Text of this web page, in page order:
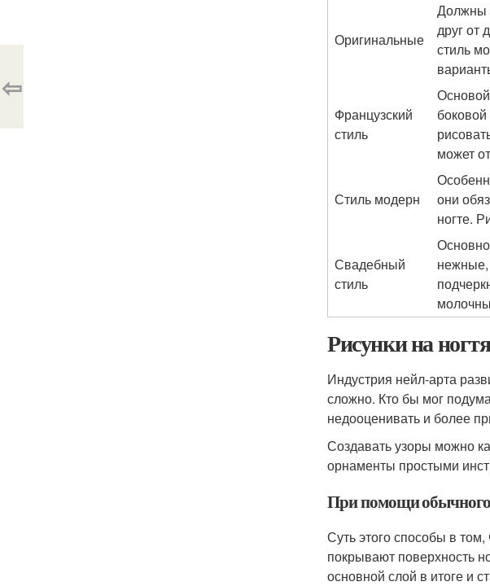
Оригинальные
Должны
друг от
стиль
Французский
стиль
может
Стиль модерн
они
ногте.
Свадебный
стиль
нежные,
Рисунки на
Индустрия нейл-арта
сложно. Кто бы мог
недооценивать и более
Создавать узоры можно
орнаменты простыми
При помощи
Суть этого способы в
покрывают поверхность
основной слой в итоге и
⇦